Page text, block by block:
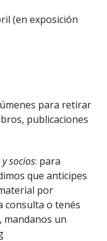
(en exposición
para retirar
publicaciones
socios: para
que anticipes
por
consulta o tenés
mandanos un